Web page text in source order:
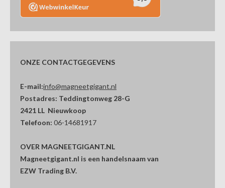
ONZE CONTACTGEGEVENS
E-mail:info@magneetgigant.nl
Postadres: Teddingtonweg 28-G
2421 LL Nieuwkoop
Telefoon: 06-14681917
OVER MAGNEETGIGANT.NL
Magneetgigant.nl is een handelsnaam van
EZW Trading B.V.